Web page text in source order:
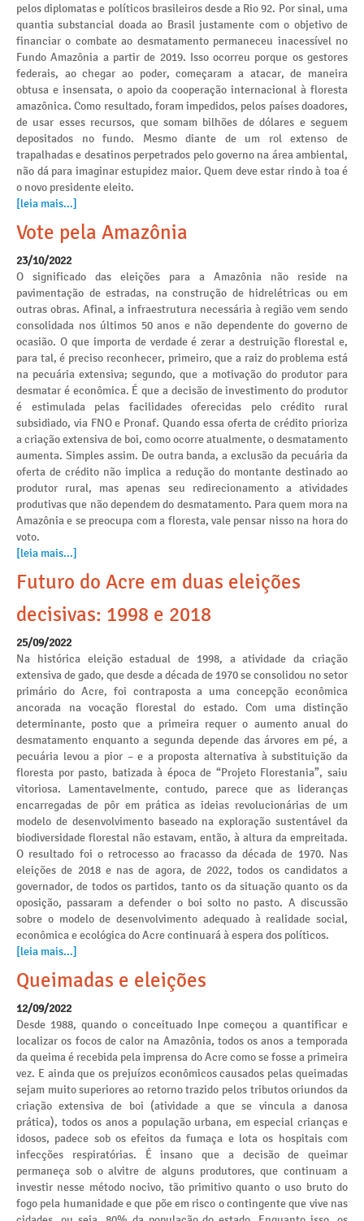
pelos diplomatas e políticos brasileiros desde a Rio 92. Por sinal, uma
quantia substancial doada ao Brasil justamente com o objetivo de
financiar o combate ao desmatamento permaneceu inacessível no
Fundo Amazônia a partir de 2019. Isso ocorreu porque os gestores
federais, ao chegar ao poder, começaram a atacar, de maneira
obtusa e insensata, o apoio da cooperação internacional à floresta
amazônica. Como resultado, foram impedidos, pelos países doadores,
de usar esses recursos, que somam bilhões de dólares e seguem
depositados no fundo. Mesmo diante de um rol extenso de
trapalhadas e desatinos perpetrados pelo governo na área ambiental,
não dá para imaginar estupidez maior. Quem deve estar rindo à toa é
o novo presidente eleito.
[leia mais...]
Vote pela Amazônia
23/10/2022
O significado das eleições para a Amazônia não reside na
pavimentação de estradas, na construção de hidrelétricas ou em
outras obras. Afinal, a infraestrutura necessária à região vem sendo
consolidada nos últimos 50 anos e não dependente do governo de
ocasião. O que importa de verdade é zerar a destruição florestal e,
para tal, é preciso reconhecer, primeiro, que a raiz do problema está
na pecuária extensiva; segundo, que a motivação do produtor para
desmatar é econômica. É que a decisão de investimento do produtor
é estimulada pelas facilidades oferecidas pelo crédito rural
subsidiado, via FNO e Pronaf. Quando essa oferta de crédito prioriza
a criação extensiva de boi, como ocorre atualmente, o desmatamento
aumenta. Simples assim. De outra banda, a exclusão da pecuária da
oferta de crédito não implica a redução do montante destinado ao
produtor rural, mas apenas seu redirecionamento a atividades
produtivas que não dependem do desmatamento. Para quem mora na
Amazônia e se preocupa com a floresta, vale pensar nisso na hora do
voto.
[leia mais...]
Futuro do Acre em duas eleições
decisivas: 1998 e 2018
25/09/2022
Na histórica eleição estadual de 1998, a atividade da criação
extensiva de gado, que desde a década de 1970 se consolidou no setor
primário do Acre, foi contraposta a uma concepção econômica
ancorada na vocação florestal do estado. Com uma distinção
determinante, posto que a primeira requer o aumento anual do
desmatamento enquanto a segunda depende das árvores em pé, a
pecuária levou a pior – e a proposta alternativa à substituição da
floresta por pasto, batizada à época de “Projeto Florestania”, saiu
vitoriosa. Lamentavelmente, contudo, parece que as lideranças
encarregadas de pôr em prática as ideias revolucionárias de um
modelo de desenvolvimento baseado na exploração sustentável da
biodiversidade florestal não estavam, então, à altura da empreitada.
O resultado foi o retrocesso ao fracasso da década de 1970. Nas
eleições de 2018 e nas de agora, de 2022, todos os candidatos a
governador, de todos os partidos, tanto os da situação quanto os da
oposição, passaram a defender o boi solto no pasto. A discussão
sobre o modelo de desenvolvimento adequado à realidade social,
econômica e ecológica do Acre continuará à espera dos políticos.
[leia mais...]
Queimadas e eleições
12/09/2022
Desde 1988, quando o conceituado Inpe começou a quantificar e
localizar os focos de calor na Amazônia, todos os anos a temporada
da queima é recebida pela imprensa do Acre como se fosse a primeira
vez. E ainda que os prejuízos econômicos causados pelas queimadas
sejam muito superiores ao retorno trazido pelos tributos oriundos da
criação extensiva de boi (atividade a que se vincula a danosa
prática), todos os anos a população urbana, em especial crianças e
idosos, padece sob os efeitos da fumaça e lota os hospitais com
infecções respiratórias. É insano que a decisão de queimar
permaneça sob o alvitre de alguns produtores, que continuam a
investir nesse método nocivo, tão primitivo quanto o uso bruto do
fogo pela humanidade e que põe em risco o contingente que vive nas